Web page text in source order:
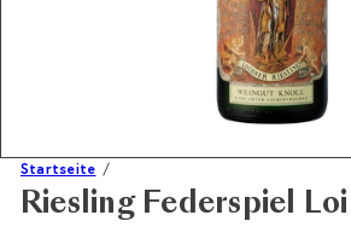
Startseite
Riesling Federspiel